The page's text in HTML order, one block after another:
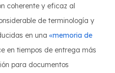
coherente y eficaz al
de terminología y
en una «memoria de
en tiempos de entrega más
para documentos